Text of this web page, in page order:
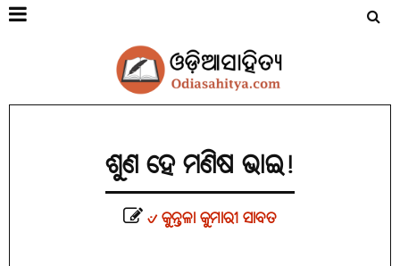
ଶୁଣ ହେ ମଣିଷ ଭାଇ!
୰ କୁନ୍ତଳା କୁମାରୀ ସାବତ